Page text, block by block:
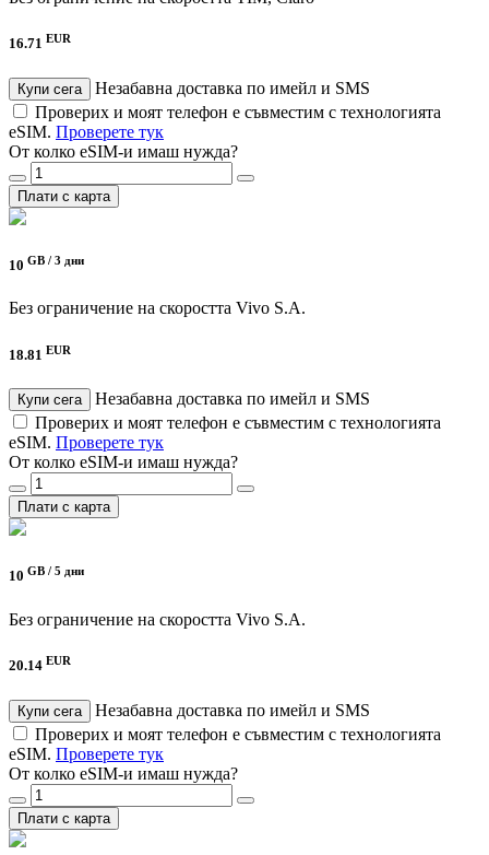
16.71 EUR
Купи сега
Незабавна доставка по имейл и SMS
Проверих и моят телефон е съвместим с технологията
eSIM. Проверете тук
От колко eSIM-и имаш нужда?
Плати с карта
10 GB / 3 дни
Без ограничение на скоростта Vivo S.A.
18.81 EUR
Купи сега
Незабавна доставка по имейл и SMS
Проверих и моят телефон е съвместим с технологията
eSIM. Проверете тук
От колко eSIM-и имаш нужда?
Плати с карта
10 GB / 5 дни
Без ограничение на скоростта Vivo S.A.
20.14 EUR
Купи сега
Незабавна доставка по имейл и SMS
Проверих и моят телефон е съвместим с технологията
eSIM. Проверете тук
От колко eSIM-и имаш нужда?
Плати с карта